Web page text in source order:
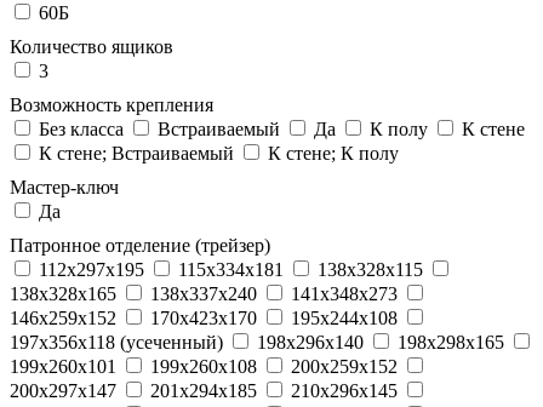
60Б
Количество ящиков
3
Возможность крепления
Без класса
Встраиваемый Да К полу
К стене
К стене; Встраиваемый
К стене; К полу
Мастер-ключ
Да
Патронное отделение (трейзер)
112x297x195
115x334x181
138x328x115
138x328x165
138x337x240
141x348x273
146x259x152
170x423x170
195x244x108
197x356x118 (усеченный)
198x296x140
198x298x165
199x260x101
199x260x108
200x259x152
200x297x147
201x294x185
210x296x145